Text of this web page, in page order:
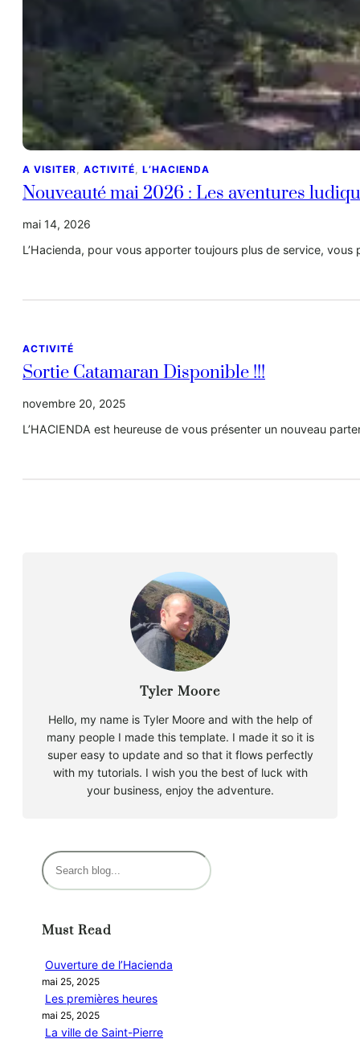
A VISITER, ACTIVITÉ, L’HACIENDA
Nouveauté mai 2026 : Les aventures
mai 14, 2026
L’Hacienda, pour vous apporter toujours plus de service,
ACTIVITÉ
Sortie Catamaran Disponible !!!
novembre 20, 2025
L’HACIENDA est heureuse de vous présenter un nouveau
Tyler Moore
Hello, my name is Tyler Moore and with the help of
many people I made this template. I made it so it is
super easy to update and so that it flows perfectly
with my tutorials. I wish you the best of luck with
your business, enjoy the adventure.
R
e
e
c
h
e
Must Read
Ouverture de l’Hacienda
mai 25, 2025
Les premières heures
mai 25, 2025
La ville de Saint-Pierre